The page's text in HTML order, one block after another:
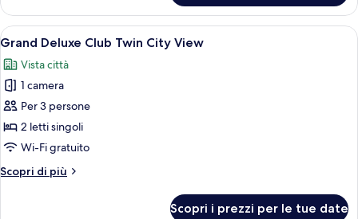
Deluxe
Club
King
View
Apri
tutte
le
foto
per
Grand
Deluxe
Twin
Una camera d'albergo con un letto
6
Grand Deluxe Club Twin City View
Vista città
1 camera
Per 3 persone
2 letti singoli
Wi-Fi gratuito
Scopri di più
Altri
Scopri i prezzi per le tue date